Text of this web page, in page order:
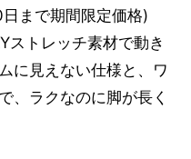
まで期間限定価格)
ストレッチ素材で動き
に見えない仕様と、ワ
、ラクなのに脚が長く